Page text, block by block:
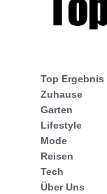
Top Ergebnis
Zuhause
Garten
Lifestyle
Mode
Reisen
Tech
Über Uns